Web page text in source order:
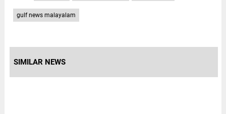
gulf news malayalam
SIMILAR NEWS